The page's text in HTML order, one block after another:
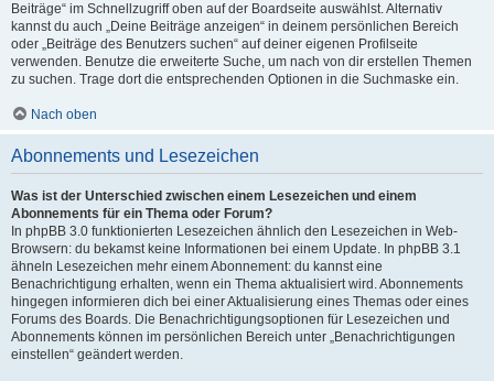
Beiträge“ im Schnellzugriff oben auf der Boardseite auswählst. Alternativ
kannst du auch „Deine Beiträge anzeigen“ in deinem persönlichen Bereich
oder „Beiträge des Benutzers suchen“ auf deiner eigenen Profilseite
verwenden. Benutze die erweiterte Suche, um nach von dir erstellen Themen
zu suchen. Trage dort die entsprechenden Optionen in die Suchmaske ein.
Nach oben
Abonnements und Lesezeichen
Was ist der Unterschied zwischen einem Lesezeichen und einem
Abonnements für ein Thema oder Forum?
In phpBB 3.0 funktionierten Lesezeichen ähnlich den Lesezeichen in Web-
Browsern: du bekamst keine Informationen bei einem Update. In phpBB 3.1
ähneln Lesezeichen mehr einem Abonnement: du kannst eine
Benachrichtigung erhalten, wenn ein Thema aktualisiert wird. Abonnements
hingegen informieren dich bei einer Aktualisierung eines Themas oder eines
Forums des Boards. Die Benachrichtigungsoptionen für Lesezeichen und
Abonnements können im persönlichen Bereich unter „Benachrichtigungen
einstellen“ geändert werden.